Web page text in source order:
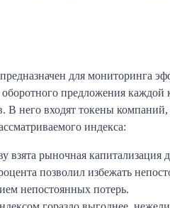
для мониторинга
предложения
него входят токены
индекса:
взята рыночная капитализация
позволил избежать
непостоянных потерь.